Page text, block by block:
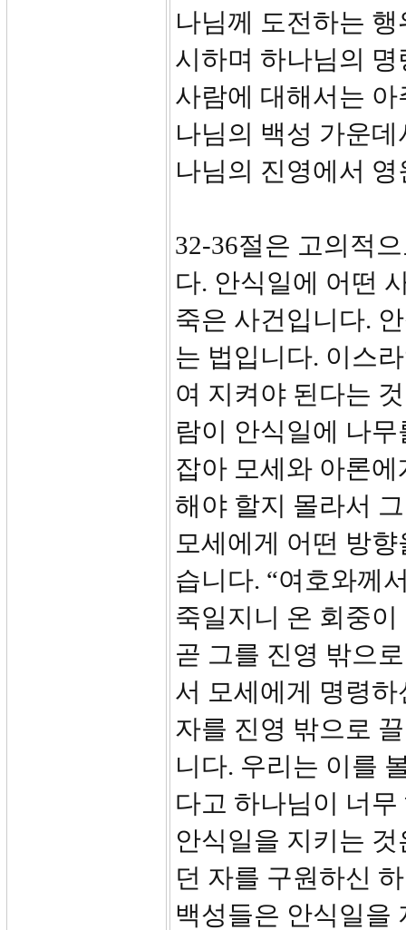
나님께 도전하는
시하며 하나님의
사람에 대해서는
나님의 백성 가운
나님의 진영에서
32-36절은 고의적
다. 안식일에 어떤
죽은 사건입니다.
는 법입니다. 이스
여 지켜야 된다는
람이 안식일에 나
잡아 모세와 아론
해야 할지 몰라서
모세에게 어떤 방
습니다. “여호와께
죽일지니 온 회중
곧 그를 진영 밖으
서 모세에게 명령
자를 진영 밖으로
니다. 우리는 이를
다고 하나님이 너
안식일을 지키는
던 자를 구원하신
백성들은 안식일을